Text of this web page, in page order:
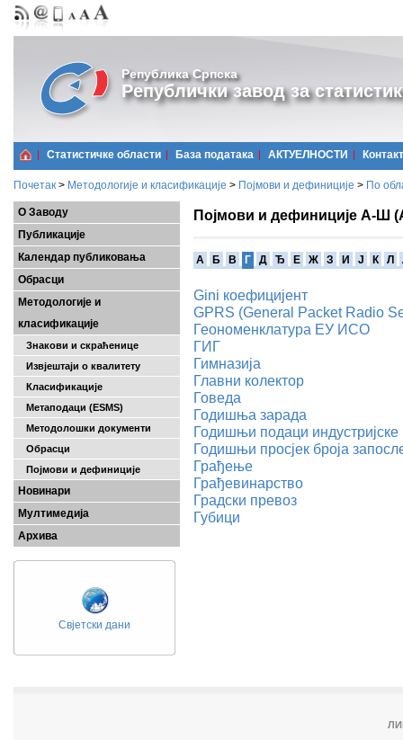
Република Српска
Републички завод за
Статистичке области Базa података АКТУЕЛНОСТИ Контакт
Почетак > Методологије и класификације > Појмови и дефиниције > По
О Заводу
Публикације
Календар публиковања
Обрасци
Методологије и
класификације
Знакови и скраћенице
Извјештаји о квалитету
Класификације
Метаподаци (ESMS)
Методолошки документи
Обрасци
Појмови и дефиниције
Новинари
Мултимедија
Архива
Свјетски дани
Појмови и дефиниције А-Ш
A Б В Г Д Ђ Е Ж З И Ј К Л
Gini коефицијент
GPRS (General Packet Radio
Геономенклатура ЕУ ИСО
ГИГ
Гимназија
Главни колектор
Говеда
Годишњa зарадa
Годишњи подаци
Годишњи просјек броја
Грађење
Грађевинарство
Градски превоз
Губици